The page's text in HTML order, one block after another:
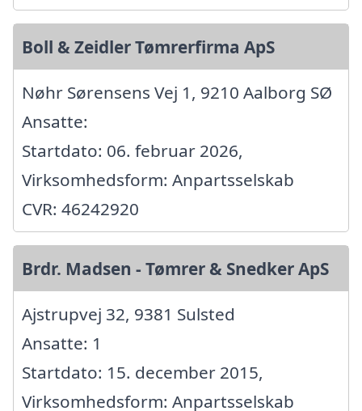
Boll & Zeidler Tømrerfirma ApS
Nøhr Sørensens Vej 1, 9210 Aalborg SØ
Ansatte:
Startdato: 06. februar 2026,
Virksomhedsform: Anpartsselskab
CVR: 46242920
Brdr. Madsen - Tømrer & Snedker ApS
Ajstrupvej 32, 9381 Sulsted
Ansatte: 1
Startdato: 15. december 2015,
Virksomhedsform: Anpartsselskab